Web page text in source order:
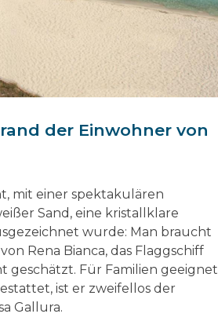
der Einwohner von
mit einer spektakulären
Sand, eine kristallklare
wurde: Man braucht
Rena Bianca, das Flaggschiff
geschätzt. Für Familien geeignet
ist er zweifellos der
Gallura.